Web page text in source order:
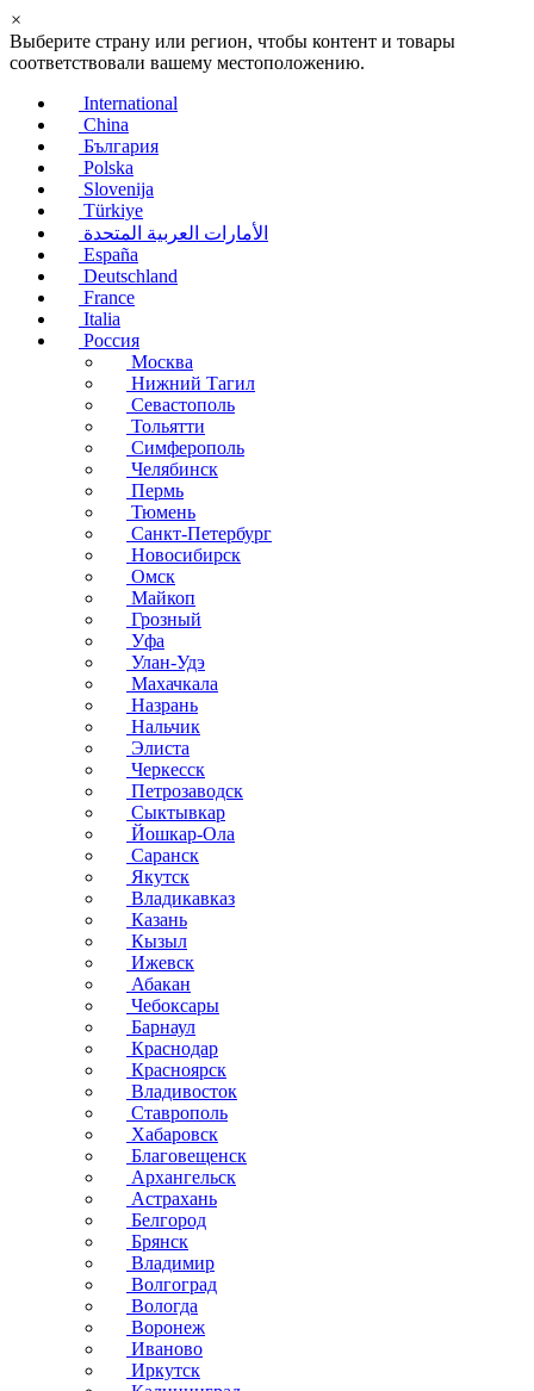
×
Выберите страну или регион, чтобы контент и товары
соответствовали вашему местоположению.
International
China
България
Polska
Slovenija
Türkiye
الأمارات العربية المتحدة
España
Deutschland
France
Italia
Россия
Москва
Нижний Тагил
Севастополь
Тольятти
Симферополь
Челябинск
Пермь
Тюмень
Санкт-Петербург
Новосибирск
Омск
Майкоп
Грозный
Уфа
Улан-Удэ
Махачкала
Назрань
Нальчик
Элиста
Черкесск
Петрозаводск
Сыктывкар
Йошкар-Ола
Саранск
Якутск
Владикавказ
Казань
Кызыл
Ижевск
Абакан
Чебоксары
Барнаул
Краснодар
Красноярск
Владивосток
Ставрополь
Хабаровск
Благовещенск
Архангельск
Астрахань
Белгород
Брянск
Владимир
Волгоград
Вологда
Воронеж
Иваново
Иркутск